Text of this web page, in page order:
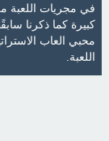
في مجريات اللعبة
كبيرة كما ذكرنا
محبي العاب
اللعبة.